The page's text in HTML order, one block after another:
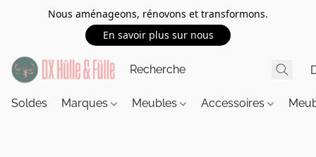
Nous aménageons, rénovons et transformons.
En savoir plus sur nous
Soldes Marques Meubles Accessoires